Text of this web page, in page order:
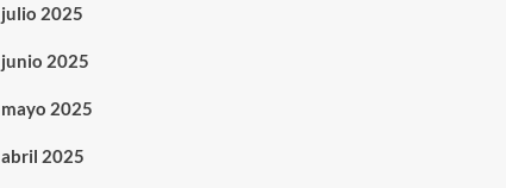
julio 2025
junio 2025
mayo 2025
abril 2025